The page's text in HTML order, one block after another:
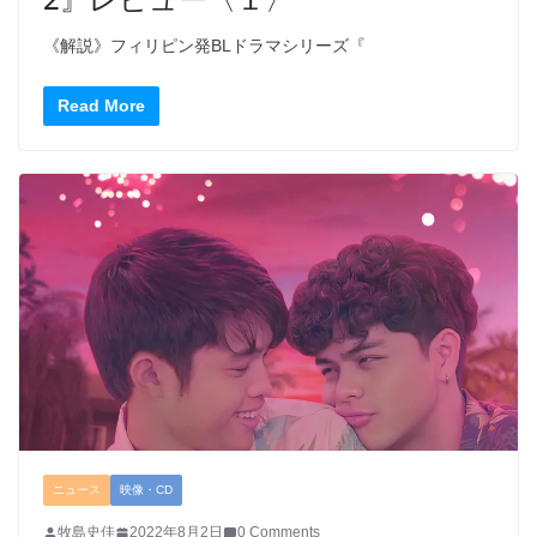
《解説》フィリピン発BLドラマシリーズ『
Read More
ニュース 映像・CD
牧島史佳 2022年8月2日 0 Comments